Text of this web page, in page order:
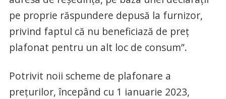
pe proprie răspundere depusă la furnizor,
privind faptul că nu beneficiază de preț
plafonat pentru un alt loc de consum”.
Potrivit noii scheme de plafonare a
prețurilor, începând cu 1 ianuarie 2023,